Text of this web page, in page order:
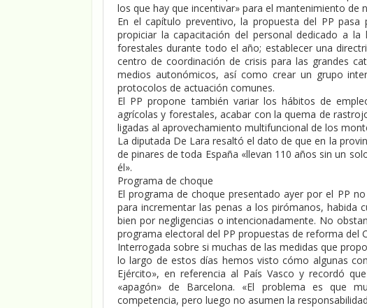
los que hay que incentivar» para el mantenimiento de
En el capítulo preventivo, la propuesta del PP
propiciar la capacitación del personal dedicado a
forestales durante todo el año; establecer una
centro de coordinación de crisis para las grandes
medios autonómicos, así como crear un grupo
protocolos de actuación comunes.
El PP propone también variar los hábitos de
agrícolas y forestales, acabar con la quema de
ligadas al aprovechamiento multifuncional de los
La diputada De Lara resaltó el dato de que en la
de pinares de toda España «llevan 110 años sin un
él».
Programa de choque
El programa de choque presentado ayer por el PP
para incrementar las penas a los pirómanos, habida
bien por negligencias o intencionadamente. No
programa electoral del PP propuestas de reforma del
Interrogada sobre si muchas de las medidas que
lo largo de estos días hemos visto cómo algunas
Ejército», en referencia al País Vasco y recordó
«apagón» de Barcelona. «El problema es que
competencia, pero luego no asumen la